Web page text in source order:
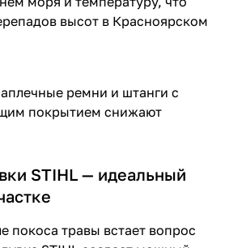
высот в Красноярском
ремни и штанги с
покрытием снижают
STIHL — идеальный
покоса травы встает вопрос